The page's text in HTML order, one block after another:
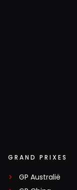
GRAND PRIXES
GP Australië